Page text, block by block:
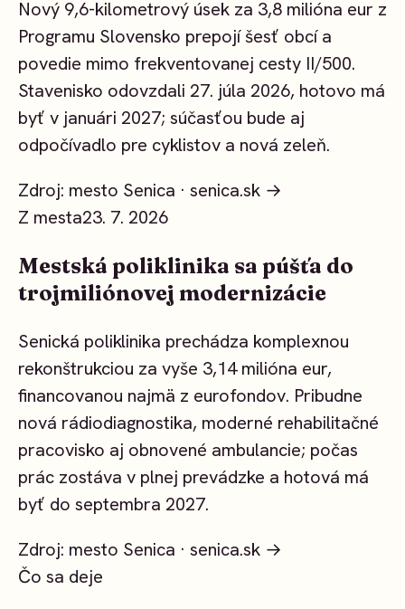
Nový 9,6-kilometrový úsek za 3,8 milióna eur z
Programu Slovensko prepojí šesť obcí a
povedie mimo frekventovanej cesty II/500.
Stavenisko odovzdali 27. júla 2026, hotovo má
byť v januári 2027; súčasťou bude aj
odpočívadlo pre cyklistov a nová zeleň.
Zdroj: mesto Senica · senica.sk →
Z mesta23. 7. 2026
Mestská poliklinika sa púšťa do
trojmiliónovej modernizácie
Senická poliklinika prechádza komplexnou
rekonštrukciou za vyše 3,14 milióna eur,
financovanou najmä z eurofondov. Pribudne
nová rádiodiagnostika, moderné rehabilitačné
pracovisko aj obnovené ambulancie; počas
prác zostáva v plnej prevádzke a hotová má
byť do septembra 2027.
Zdroj: mesto Senica · senica.sk →
Čo sa deje